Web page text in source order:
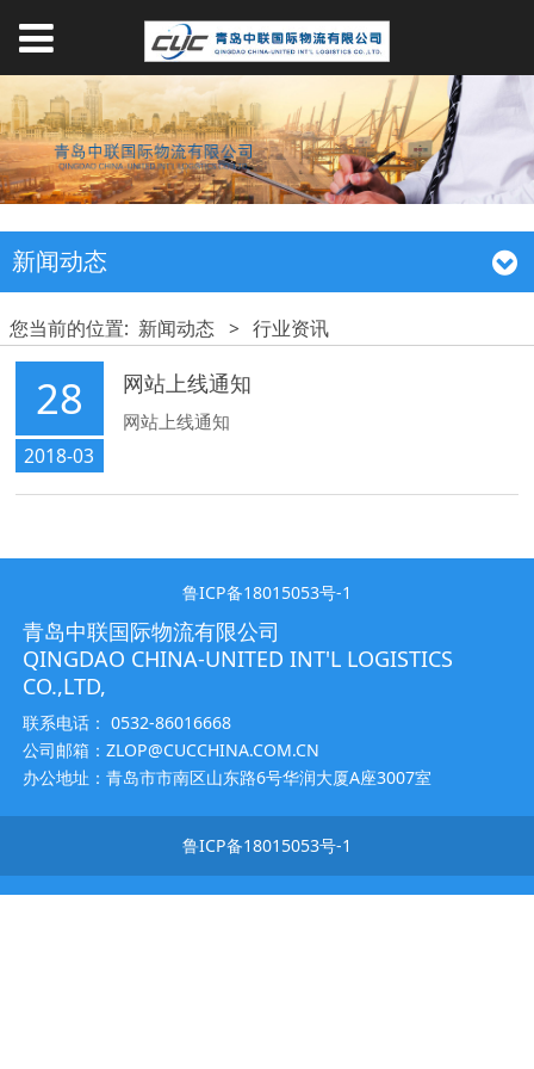
新闻动态
您当前的位置: 新闻动态 > 行业资讯
28
2018-03
网站上线通知
网站上线通知
鲁ICP备18015053号-1
青岛中联国际物流有限公司
QINGDAO CHINA-UNITED INT'L LOGISTICS
CO.,LTD,
联系电话： 0532-86016668
公司邮箱：ZLOP@CUCCHINA.COM.CN
办公地址：青岛市市南区山东路6号华润大厦A座3007室
鲁ICP备18015053号-1